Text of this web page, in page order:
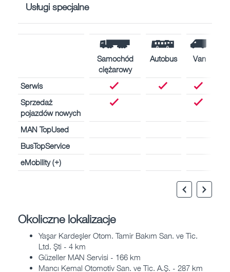
Usługi specjalne
Samochód
ciężarowy
Autobus Van
Serwis
Sprzedaż
pojazdów nowych
MAN TopUsed
BusTopService
eMobility (+)
Okoliczne lokalizacje
Yaşar Kardeşler Otom. Tamir Bakım San. ve Tic.
Ltd. Şti - 4 km
Güzeller MAN Servisi - 166 km
Mancı Kemal Otomotiv San. ve Tic. A.Ş. - 287 km